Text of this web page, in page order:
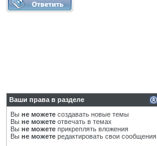
Ваши права в разделе
Вы не можете создавать новые темы
Вы не можете отвечать в темах
Вы не можете прикреплять вложения
Вы не можете редактировать свои сообщения